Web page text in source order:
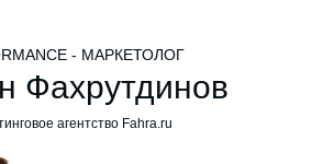
Фахрутдинов
агентство Fahra.ru
- МАРКЕТОЛОГ